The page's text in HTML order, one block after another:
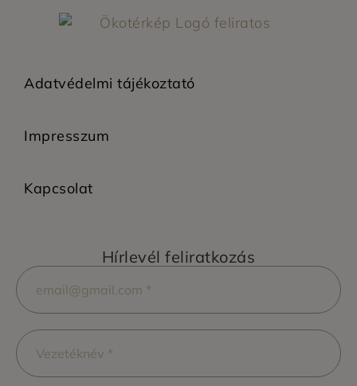
Adatvédelmi tájékoztató
Impresszum
Kapcsolat
Hírlevél feliratkozás